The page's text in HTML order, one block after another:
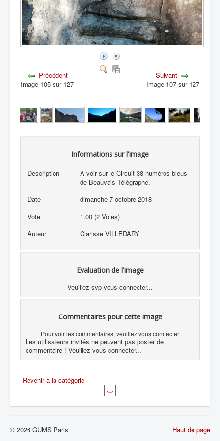
Précédent
Image 105 sur 127
Suivant
Image 107 sur 127
Informations sur l'image
Description
A voir sur le Circuit 38 numéros bleus
de Beauvais Télégraphe.
Date
dimanche 7 octobre 2018
Vote
1.00 (2 Votes)
Auteur
Clarisse VILLEDARY
Evaluation de l'image
Veuillez svp vous connecter...
Commentaires pour cette image
Pour voir les commentaires, veuillez vous connecter
Les utilisateurs invités ne peuvent pas poster de
commentaire ! Veuillez vous connecter...
Revenir à la catégorie
Haut de page
© 2026 GUMS Paris